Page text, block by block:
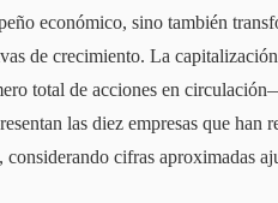
económico, sino también
de crecimiento. La
total de acciones en
las diez empresas que han
considerando cifras aproximadas